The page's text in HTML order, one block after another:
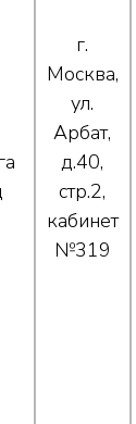
г.
Москва,
ул.
Арбат,
д.40,
стр.2,
кабинет
№319